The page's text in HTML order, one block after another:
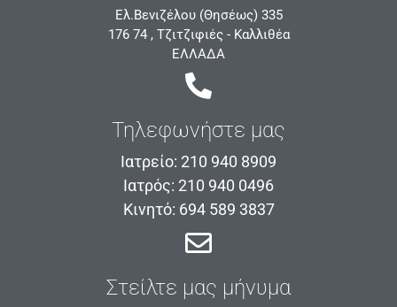
Ελ.Βενιζέλου (Θησέως) 335
176 74 , Τζιτζιφιές - Καλλιθέα
ΕΛΛΑΔΑ
Τηλεφωνήστε μας
Ιατρείο: 210 940 8909
Ιατρός: 210 940 0496
Κινητό: 694 589 3837
Στείλτε μας μήνυμα